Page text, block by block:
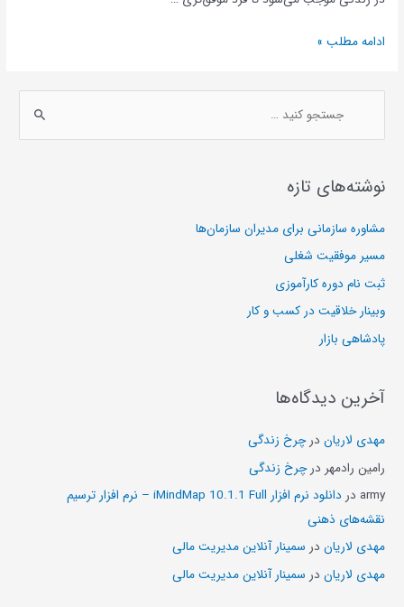
مدیریت
و
ادامه مطلب »
و
ی
نوشته‌های تازه
مشاوره سازمانی برای مدیران سازمان‌ها
مسیر موفقیت شغلی
ثبت نام دوره کارآموزی
وبینار خلاقیت در کسب و کار
پادشاهی بازار
آخرین دیدگاه‌ها
مهدی لاریان درچرخ زندگی
رامین رادمهر درچرخ زندگی
army در
دانلود نرم افزار iMindMap 10.1.1 Full – نرم افزار ترسیم
نقشه‌های ذهنی
مهدی لاریان در سمینار آنلاین مدیریت مالی
مهدی لاریان در سمینار آنلاین مدیریت مالی